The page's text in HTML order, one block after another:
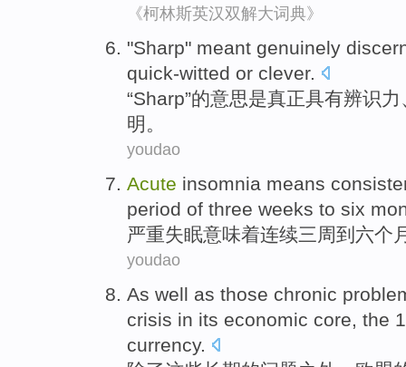
《柯林斯英汉双解大词典》
"Sharp" meant genuinely
quick-witted or clever.
“Sharp”的意思是真正具有辨识力
明。
youdao
Acute insomnia means
period of three weeks to six
严重失眠意味着连续三周到 六个
youdao
As well as those chronic
crisis in its economic core the
currency.